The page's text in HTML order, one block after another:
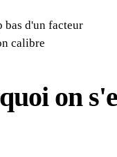
bas d'un facteur
calibre
on